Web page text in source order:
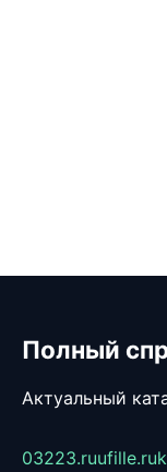
Полный
Актуальный
03223.ruufille.ru